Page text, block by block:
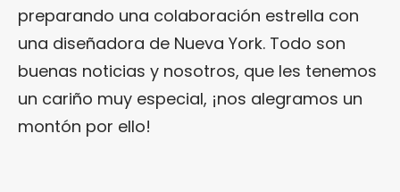
preparando una colaboración estrella con
una diseñadora de Nueva York. Todo son
buenas noticias y nosotros, que les tenemos
un cariño muy especial, ¡nos alegramos un
montón por ello!